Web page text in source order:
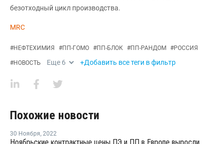
безотходный цикл производства.
MRC
#НЕФТЕХИМИЯ #ПП-ГОМО #ПП-БЛОК #ПП-РАНДОМ #РОССИЯ
#НОВОСТЬ Еще 6 +Добавить все теги в фильтр
Похожие новости
30 Ноября, 2022
Ноябрьские контрактные цены ПЭ и ПП в Европе выросли